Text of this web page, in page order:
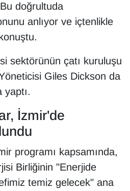
doğrultuda
anlıyor ve içtenlikle
sektörünün çatı kuruluşu
Giles Dickson da
yaptı.
İzmir'de
programı kapsamında,
Birliğinin "Enerjide
temiz gelecek" ana